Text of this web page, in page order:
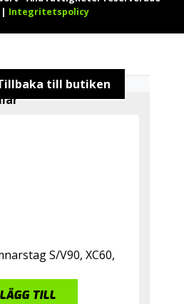
| Integritetspolicy
till butiken
S/V90, XC60,
TILL